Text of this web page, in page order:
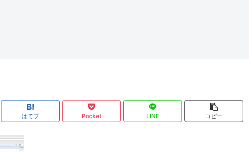
はてブ Pocket LINE コピー